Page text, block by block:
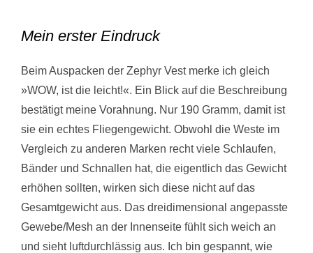
Mein erster Eindruck
Beim Auspacken der Zephyr Vest merke ich gleich
»WOW, ist die leicht!«. Ein Blick auf die Beschreibung
bestätigt meine Vorahnung. Nur 190 Gramm, damit ist
sie ein echtes Fliegengewicht. Obwohl die Weste im
Vergleich zu anderen Marken recht viele Schlaufen,
Bänder und Schnallen hat, die eigentlich das Gewicht
erhöhen sollten, wirken sich diese nicht auf das
Gesamtgewicht aus. Das dreidimensional angepasste
Gewebe/Mesh an der Innenseite fühlt sich weich an
und sieht luftdurchlässig aus. Ich bin gespannt, wie